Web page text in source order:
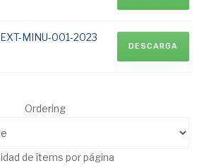
MINU-001-2023
DESCARGA
Ordering
de ítems por página